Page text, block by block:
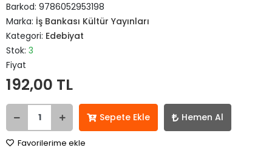
Barkod: 9786052953198
Marka: İş Bankası Kültür Yayınları
Kategori: Edebiyat
Stok: 3
Fiyat
192,00 TL
Sepete Ekle Hemen Al
Favorilerime ekle